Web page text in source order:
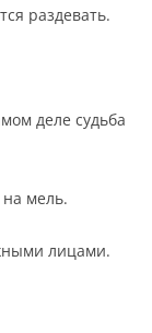
раздевать.
деле судьба
мель.
лицами.